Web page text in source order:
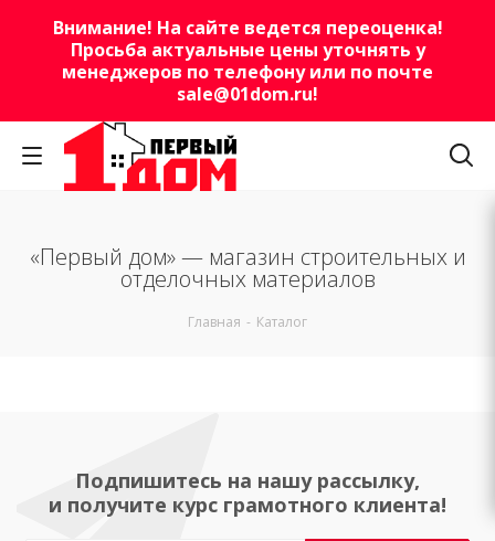
Внимание! На сайте ведется переоценка!
Просьба актуальные цены уточнять у
менеджеров по телефону или по почте
sale@01dom.ru!
«Первый дом» — магазин строительных и
отделочных материалов
Главная - Каталог
Подпишитесь на нашу рассылку,
и получите курс грамотного клиента!